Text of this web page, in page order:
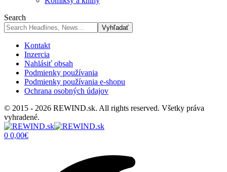
Search
Kontakt
Inzercia
Nahlásiť obsah
Podmienky používania
Podmienky používania e-shopu
Ochrana osobných údajov
© 2015 - 2026 REWIND.sk. All rights reserved. Všetky práva
vyhradené.
0 0,00€